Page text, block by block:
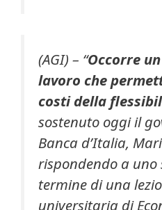
(AGI) – “Occorre
lavoro che
costi della
sostenuto oggi il
Banca d’Italia,
rispondendo a uno
termine di una
universitaria di